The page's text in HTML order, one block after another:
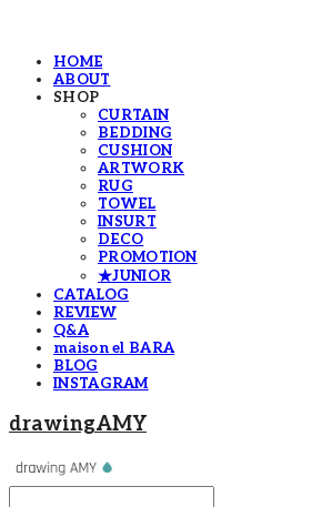
HOME
ABOUT
SHOP
CURTAIN
BEDDING
CUSHION
ARTWORK
RUG
TOWEL
INSURT
DECO
PROMOTION
★JUNIOR
CATALOG
REVIEW
Q&A
maison el BARA
BLOG
INSTAGRAM
drawingAMY